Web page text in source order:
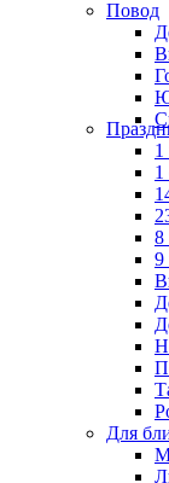
Повод
1
1
8
9
Для